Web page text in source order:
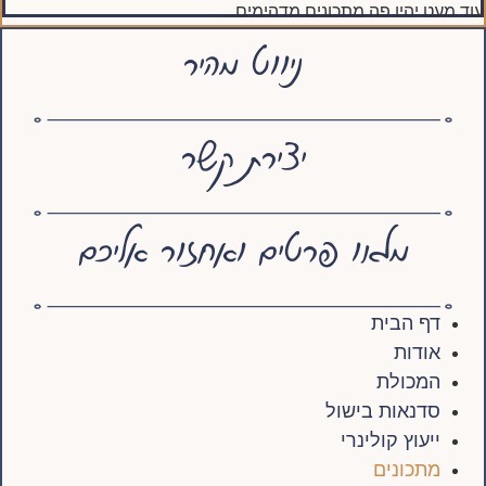
עוד מעט יהיו פה מתכונים מדהימים...
ניווט מהיר
יצירת קשר
מלאו פרטים ואחזור אליכם
דף הבית
אודות
המכולת
סדנאות בישול
ייעוץ קולינרי
מתכונים